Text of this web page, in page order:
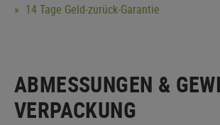
14 Tage Geld-zurück-Garantie
ABMESSUNGEN &
VERPACKUNG